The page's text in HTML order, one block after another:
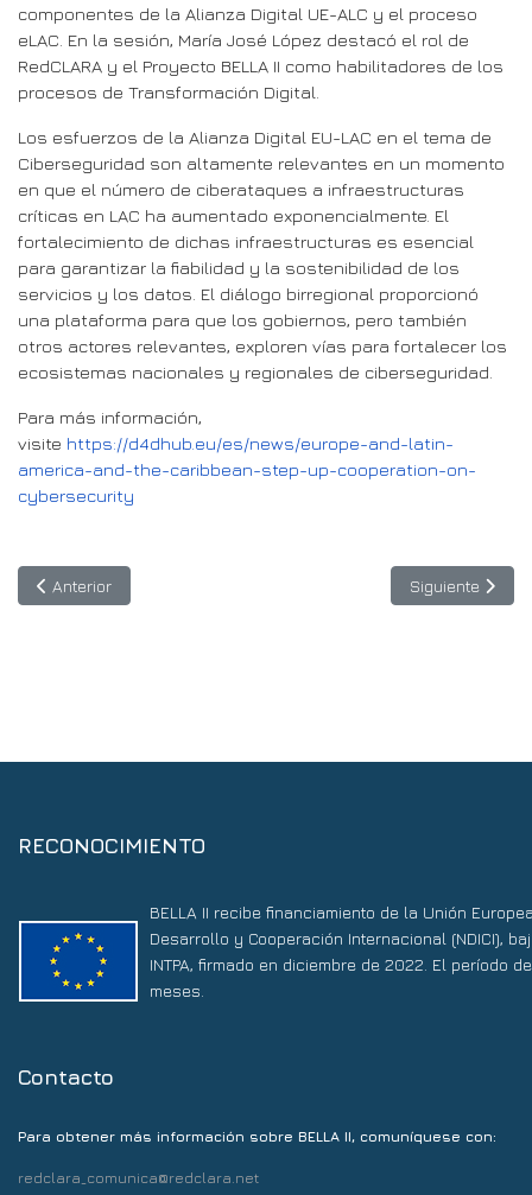
componentes de la Alianza Digital UE-ALC y el proceso
eLAC. En la sesión, María José López destacó el rol de
RedCLARA y el Proyecto BELLA II como habilitadores de los
procesos de Transformación Digital.
Los esfuerzos de la Alianza Digital EU-LAC en el tema de
Ciberseguridad son altamente relevantes en un momento
en que el número de ciberataques a infraestructuras
críticas en LAC ha aumentado exponencialmente. El
fortalecimiento de dichas infraestructuras es esencial
para garantizar la fiabilidad y la sostenibilidad de los
servicios y los datos. El diálogo birregional proporcionó
una plataforma para que los gobiernos, pero también
otros actores relevantes, exploren vías para fortalecer los
ecosistemas nacionales y regionales de ciberseguridad.
Para más información,
visite https://d4dhub.eu/es/news/europe-and-latin-
america-and-the-caribbean-step-up-cooperation-on-
cybersecurity
Artículo anterior: Nuevo Ideatón BELLA II sobre innovación
Anterior Artículo
Siguiente
RECONOCIMIENTO
BELLA II recibe financiamiento de la Unión
Desarrollo y Cooperación Internacional (NDICI),
INTPA, firmado en diciembre de 2022. El período
meses.
Contacto
Para obtener más información sobre BELLA II, comuníquese con:
redclara_comunica@redclara.net